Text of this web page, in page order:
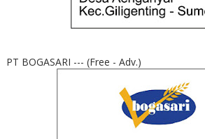
PT BOGASARI --- (Free - Adv.)